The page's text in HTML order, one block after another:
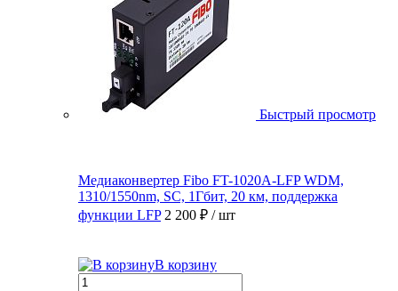
Быстрый просмотр
Медиаконвертер Fibo FT-1020A-LFP WDM,
1310/1550nm, SC, 1Гбит, 20 км, поддержка
функции LFP 2 200 ₽ / шт
В корзину